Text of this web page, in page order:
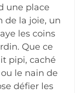
une place
de la joie, un
les coins
Que ce
pipi, caché
ou le nain de
défier les